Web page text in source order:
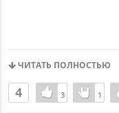
ЧИТАТЬ ПОЛНОСТЬЮ
4 3
3 11